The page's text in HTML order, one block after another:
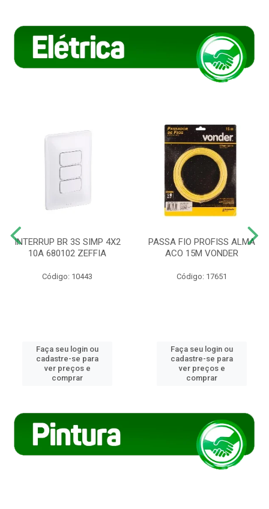
INTERRUP BR 3S SIMP 4X2
10A 680102 ZEFFIA
Código: 10443
Faça seu login ou
cadastre-se para
ver preços e
comprar
PASSA FIO PROFISS ALMA
ACO 15M VONDER
Código: 17651
Faça seu login ou
cadastre-se para
ver preços e
comprar